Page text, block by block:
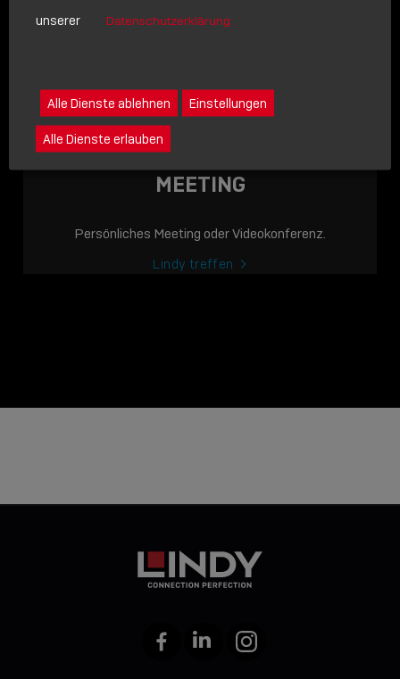
LINDY ACADEMY
JETZT ONLINE
VERFÜGBAR: DIE
LINDY ACADEMY –
WISSEN, DAS
Schreiben Sie lieber? Dann schicken Sie uns gerne eine
MEETING
Persönliches Meeting oder Videokonferenz.
Lindy treffen
FacebookLinkedIn Instagram
unserer
Datenschutzerklärung
Alle Dienste ablehnen Einstellungen
Alle Dienste erlauben